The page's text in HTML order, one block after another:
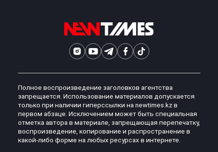
Полное воспроизведение заголовков агентства
запрещается. Использование материалов допускается
только при наличии гиперссылки на newtimes.kz в
первом абзаце. Исключением может быть специальная
отметка автора в материале, запрещающая перепечатку,
воспроизведение, копирование и распространение в
какой-либо форме на любых ресурсах в интернете.